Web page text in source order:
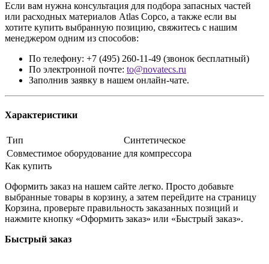
Если вам нужна консультация для подбора запасных частей
или расходных материалов Atlas Copco, а также если вы
хотите купить выбранную позицию, свяжитесь с нашим
менеджером одним из способов:
По телефону: +7 (495) 260-11-49 (звонок бесплатный)
По электронной почте: to@novatecs.ru
Заполнив заявку в нашем онлайн-чате.
Характеристики
Тип
Синтетическое
Совместимое оборудование для компрессора
Как купить
Оформить заказ на нашем сайте легко. Просто добавьте
выбранные товары в корзину, а затем перейдите на страницу
Корзина, проверьте правильность заказанных позиций и
нажмите кнопку «Оформить заказ» или «Быстрый заказ».
Быстрый заказ